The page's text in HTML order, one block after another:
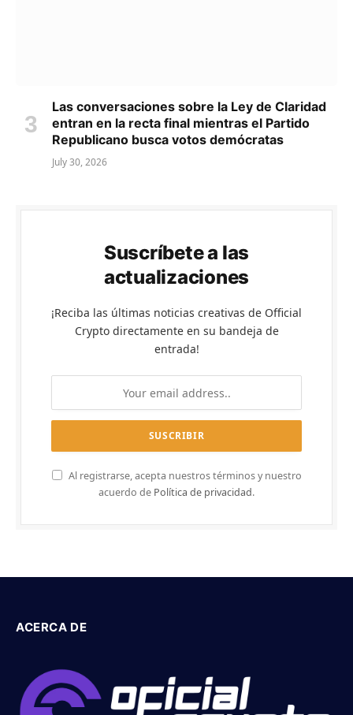
Las conversaciones sobre la Ley de Claridad
entran en la recta final mientras el Partido
Republicano busca votos demócratas
July 30, 2026
Suscríbete a las
actualizaciones
¡Reciba las últimas noticias creativas de Official
Crypto directamente en su bandeja de
entrada!
Al registrarse, acepta nuestros términos y nuestro
acuerdo de Política de privacidad.
ACERCA DE